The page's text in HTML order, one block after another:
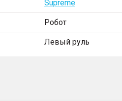
Supreme
Робот
Левый руль